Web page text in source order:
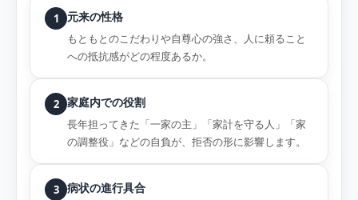
1 元来の性格
もともとのこだわりや自尊心の強さ、人に頼ること
への抵抗感がどの程度あるか。
2 家庭内での役割
長年担ってきた「一家の主」「家計を守る人」「家
の調整役」などの自負が、拒否の形に影響します。
3 病状の進行具合